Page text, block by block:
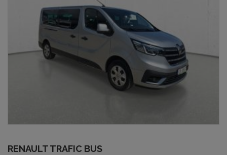
RENAULT TRAFIC BUS